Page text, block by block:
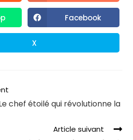
Facebook
X
chef étoilé qui révolutionne la
Article suivant